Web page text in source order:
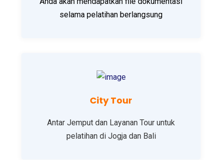
selama pelatihan berlangsung
City Tour
Antar Jemput dan Layanan Tour untuk
pelatihan di Jogja dan Bali